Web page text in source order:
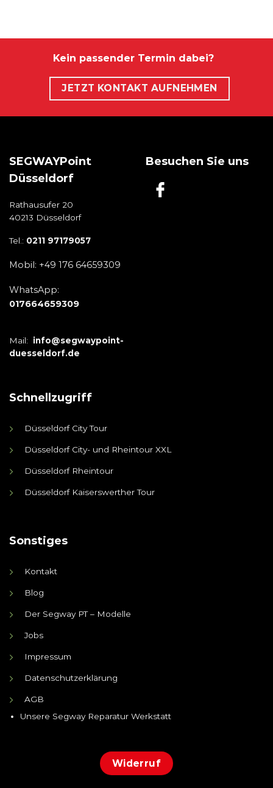
Kein passender Termin dabei?
JETZT KONTAKT AUFNEHMEN
SEGWAYPoint
Düsseldorf
Rathausufer 20
40213 Düsseldorf
Tel.: 0211 97179057
Mobil: +49 176 64659309
WhatsApp:
017664659309
Mail: info@segwaypoint-
duesseldorf.de
Besuchen Sie uns
Schnellzugriff
Düsseldorf City Tour
Düsseldorf City- und Rheintour XXL
Düsseldorf Rheintour
Düsseldorf Kaiserswerther Tour
Sonstiges
Kontakt
Blog
Der Segway PT – Modelle
Jobs
Impressum
Datenschutzerklärung
AGB
Unsere Segway Reparatur Werkstatt
Widerruf